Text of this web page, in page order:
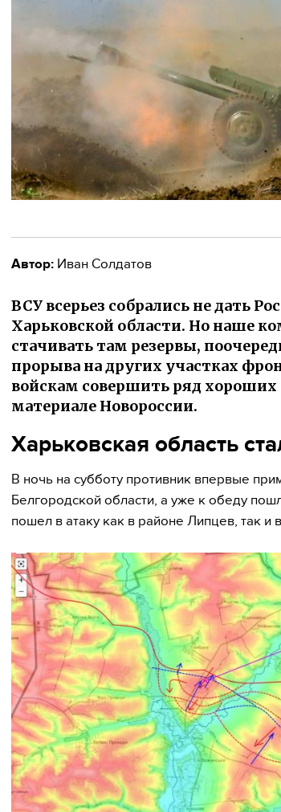
Автор: Иван Солдатов
ВСУ всерьез собрались не дать
Харьковской области. Но наше
стачивать там резервы,
прорыва на других участках
войскам совершить ряд
материале Новороссии.
Харьковская область
В ночь на субботу противник впервые
Белгородской области, а уже к обеду
пошел в атаку как в районе Липцев, так и